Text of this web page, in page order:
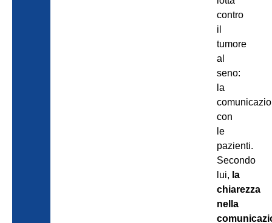
contro
il
tumore
al
seno:
la
con
le
pazienti.
Secondo
lui, la
chiarezza
nella